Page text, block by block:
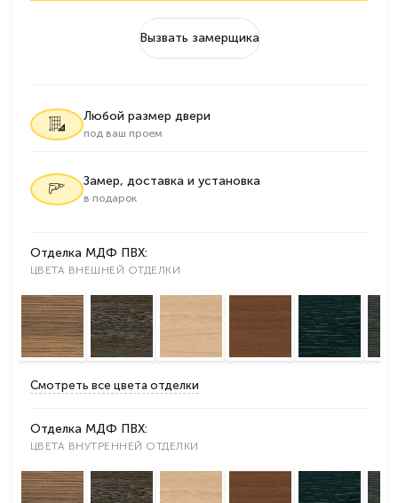
Вызвать замерщика
Любой размер двери
под ваш проем
Замер, доставка и установка
в подарок
Отделка МДФ ПВХ:
ЦВЕТА ВНЕШНЕЙ ОТДЕЛКИ
Смотреть все цвета отделки
Отделка МДФ ПВХ:
ЦВЕТА ВНУТРЕННЕЙ ОТДЕЛКИ